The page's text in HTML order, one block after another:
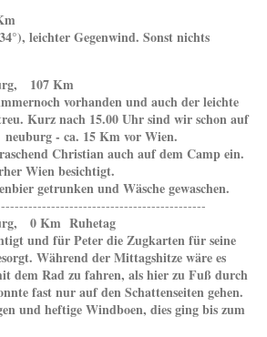
leichter Gegenwind. Sonst nichts
107 Km
vorhanden und auch der leichte
Kurz nach 15.00 Uhr sind wir schon auf
- ca. 15 Km vor Wien.
Christian auch auf dem Camp ein.
Wien besichtigt.
getrunken und Wäsche gewaschen.
0 Km Ruhetag
und für Peter die Zugkarten für seine
Während der Mittagshitze wäre es
dem Rad zu fahren, als hier zu Fuß durch
fast nur auf den Schattenseiten gehen.
und heftige Windboen, dies ging bis zum